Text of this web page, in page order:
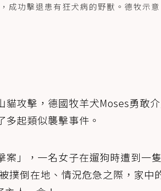
成功擊退患有狂犬病的野獸。德牧示意
攻擊，德國牧羊犬Moses勇敢
起類似襲擊事件。
案」，一名女子在遛狗時遭到一
撲倒在地、情況危急之際，家中